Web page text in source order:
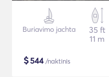
Buriavimo jachta
35 ft
11 m
$544/naktinis